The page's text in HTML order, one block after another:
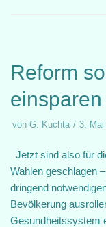
Reform
von G. Kuchta 3. Mai
Jetzt sind also für
Wahlen geschlagen
dringend
Bevölkerung
Gesundheitssystem